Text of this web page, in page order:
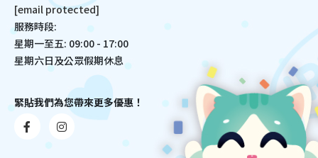
服務時段:
星期一至五: 09:00 - 17:00
星期六日及公眾假期休息
緊貼我們為您帶來更多優惠！